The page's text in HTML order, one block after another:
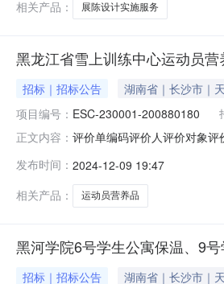
相关产品：
展陈设计实施服务
黑龙江省雪上训练中心运动员
招标｜招标公告 湖南省｜长沙市｜
项目编号： ESC-230001-200880180
正文内容： 评价单编码评价人评价对象
27好评（6分）EEC-230001-
发布时间： 2024-12-09 19:47
相关产品：
运动员营养品
黑河学院6号学生公寓保温、9
招标｜招标公告 湖南省｜长沙市｜